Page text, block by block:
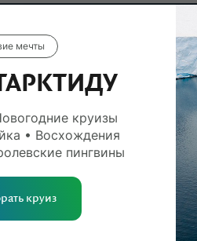
мечты
круизы
• Восхождения
пингвины
круиз